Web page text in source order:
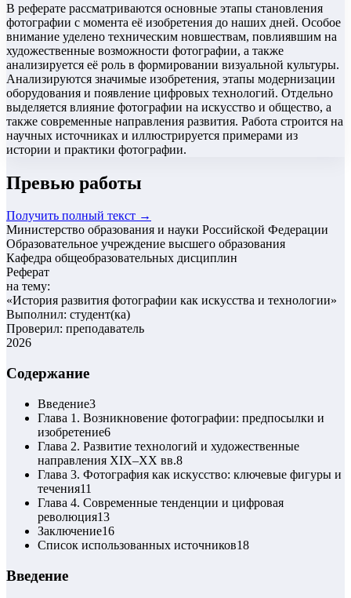
В реферате рассматриваются основные этапы становления
фотографии с момента её изобретения до наших дней. Особое
внимание уделено техническим новшествам, повлиявшим на
художественные возможности фотографии, а также
анализируется её роль в формировании визуальной культуры.
Анализируются значимые изобретения, этапы модернизации
оборудования и появление цифровых технологий. Отдельно
выделяется влияние фотографии на искусство и общество, а
также современные направления развития. Работа строится на
научных источниках и иллюстрируется примерами из
истории и практики фотографии.
Превью работы
Получить полный текст →
Министерство образования и науки Российской Федерации
Образовательное учреждение высшего образования
Кафедра общеобразовательных дисциплин
Реферат
на тему:
«История развития фотографии как искусства и технологии»
Выполнил: студент(ка)
Проверил: преподаватель
2026
Содержание
Введение3
Глава 1. Возникновение фотографии: предпосылки и
изобретение6
Глава 2. Развитие технологий и художественные
направления XIX–XX вв.8
Глава 3. Фотография как искусство: ключевые фигуры и
течения11
Глава 4. Современные тенденции и цифровая
революция13
Заключение16
Список использованных источников18
Введение